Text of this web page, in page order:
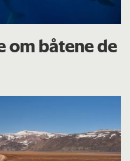
om båtene de